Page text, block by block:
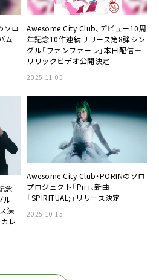
ソロ
ム
Awesome City Club、デビュー10周
年記念10作連続リリース第8弾シン
グル「ファンファーレ」本日配信＋
リリックビデオ公開決定
2025.11.05
念
ル
決
レ
Awesome City Club・PORINのソロ
プロジェクト「Pii」、新曲
「SPIRITUAL;」リリース決定
2025.10.15